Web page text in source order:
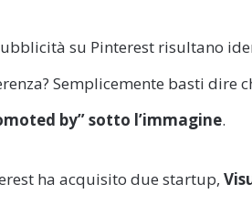
su Pinterest risultano
Semplicemente basti dire
by” sotto l’immagine.
ha acquisito due startup,